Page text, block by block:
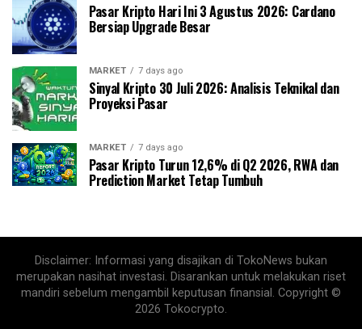
Pasar Kripto Hari Ini 3 Agustus 2026: Cardano
Bersiap Upgrade Besar
MARKET 7 days ago
Sinyal Kripto 30 Juli 2026: Analisis Teknikal dan
Proyeksi Pasar
MARKET 7 days ago
Pasar Kripto Turun 12,6% di Q2 2026, RWA dan
Prediction Market Tetap Tumbuh
Disclaimer: Informasi yang disajikan di TokoNews bukan
merupakan nasihat investasi. Disarankan untuk melakukan riset
mandiri sebelum mengambil keputusan finansial. Copyright ©
2026 Tokocrypto.